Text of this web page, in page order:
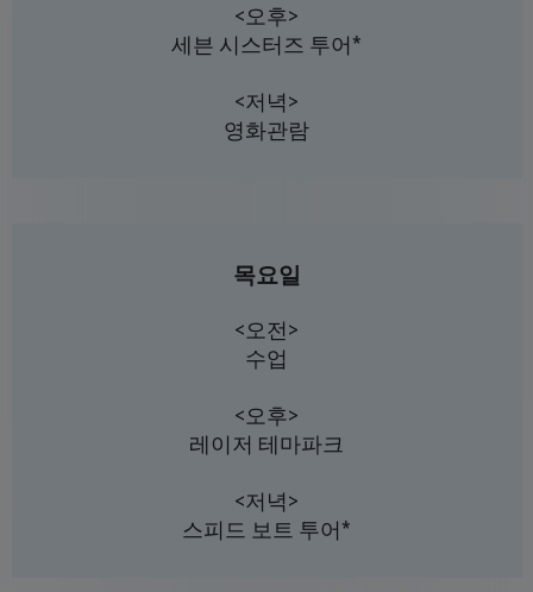
<오후>
세븐 시스터즈 투어*
<저녁>
영화관람
목요일
<오전>
수업
<오후>
레이저 테마파크
<저녁>
스피드 보트 투어*